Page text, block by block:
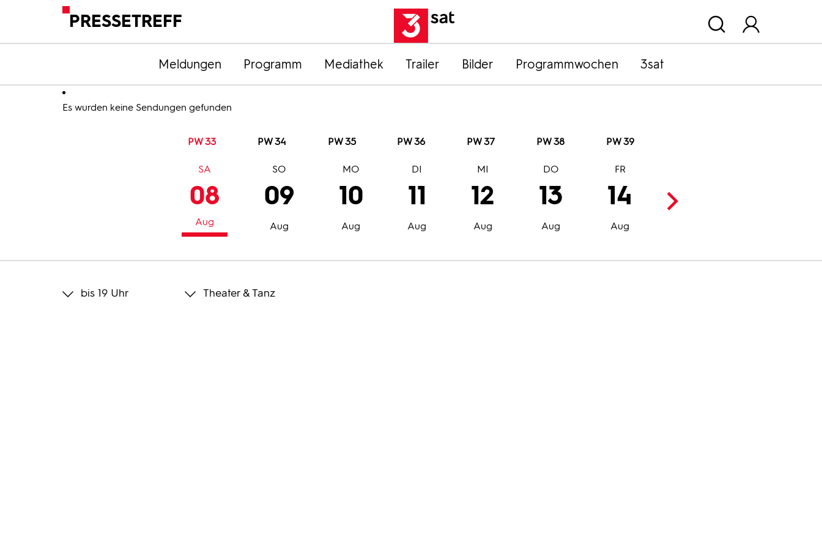
PRESSETREFF
Meldungen Programm Mediathek Trailer Bilder Programmwochen 3sat
Es wurden keine Sendungen gefunden
PW 33 PW 34 PW 35 PW 36 PW 37 PW 38 PW 39
08
Aug
SA
09
Aug
SO
10
Aug
MO
11
Aug
DI
12
Aug
MI
13
Aug
DO
14
Aug
FR
15
bis 19 Uhr Theater & Tanz